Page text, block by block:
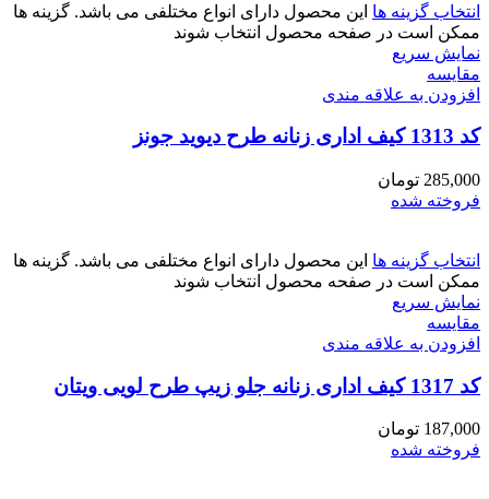
انتخاب گزینه ها این محصول دارای انواع مختلفی می باشد. گزینه ها
ممکن است در صفحه محصول انتخاب شوند
نمایش سریع
مقايسه
افزودن به علاقه مندی
کد 1313 کیف اداری زنانه طرح دیوید جونز
285,000 تومان
فروخته شده
انتخاب گزینه ها این محصول دارای انواع مختلفی می باشد. گزینه ها
ممکن است در صفحه محصول انتخاب شوند
نمایش سریع
مقايسه
افزودن به علاقه مندی
کد 1317 کیف اداری زنانه جلو زیپ طرح لویی ویتان
187,000 تومان
فروخته شده